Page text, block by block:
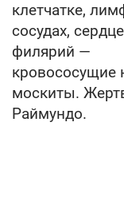
клетчатке,
сосудах,
филярий —
кровососущие
москиты.
Раймундо.